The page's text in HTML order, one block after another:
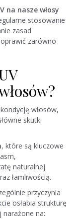
na nasze włosy
stosowanie
zasad
zarówno
włosów,
skutki
, które są kluczowe
naturalnej
łamliwością.
przyczynia
osłabia strukturę
narażone na: